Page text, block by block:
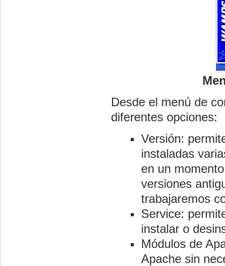
Desde el menú de
diferentes opciones:
Versión:
instaladas
en un
versiones
trabajaremos
Service:
instalar o
Módulos de
Apache sin